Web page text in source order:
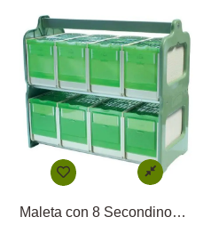
Maleta con 8 Secondinos medios